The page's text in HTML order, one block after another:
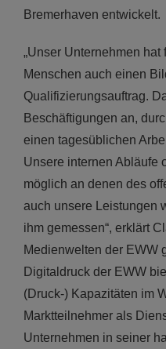
Bremerhaven entwickelt.
„Unser Unternehmen
Menschen auch einen
Qualifizierungsauftrag.
Beschäftigungen an,
einen tagesüblichen
Unsere internen Abläufe
möglich an denen des
auch unsere Leistungen
ihm gemessen“, erklärt
Medienwelten der EWW
Digitaldruck der EWW
(Druck-) Kapazitäten im
Marktteilnehmer als
Unternehmen in seiner